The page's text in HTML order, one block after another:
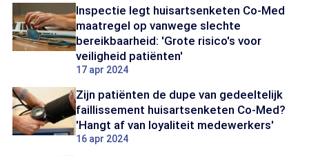
Inspectie legt huisartsenketen Co-Med
maatregel op vanwege slechte
bereikbaarheid: 'Grote risico's voor
veiligheid patiënten'
17 apr 2024
Zijn patiënten de dupe van gedeeltelijk
faillissement huisartsenketen Co-Med?
'Hangt af van loyaliteit medewerkers'
16 apr 2024